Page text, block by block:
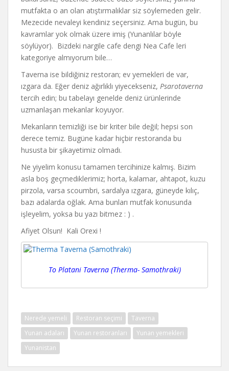
mutfakta o an olan atıştırmalıklar siz söylemeden gelir.
Mezecide nevaleyi kendiniz seçersiniz. Ama bugün, bu
kavramlar yok olmak üzere imiş (Yunanlılar böyle
söylüyor). Bizdeki nargile cafe dengi Nea Cafe leri
kategoriye almıyorum bile…
Taverna ise bildiğiniz restoran; ev yemekleri de var,
ızgara da. Eğer deniz ağırlıklı yiyecekseniz, Psarotaverna
tercih edin; bu tabelayı genelde deniz ürünlerinde
uzmanlaşan mekanlar koyuyor.
Mekanların temizliği ise bir kriter bile değil; hepsi son
derece temiz. Bugüne kadar hiçbir restoranda bu
hususta bir şikayetimiz olmadı.
Ne yiyelim konusu tamamen tercihinize kalmış. Bizim
asla boş geçmediklerimiz; horta, kalamar, ahtapot, kuzu
pirzola, varsa scoumbri, sardalya ızgara, güneyde kılıç,
bazı adalarda oğlak. Ama bunları mutfak konusunda
işleyelim, yoksa bu yazı bitmez : ) .
Afiyet Olsun! Kali Orexi !
To Platani Taverna (Therma- Samothraki)
Nerede yemeli Restoran seçimi
Taverna
Yunan adaları
Yunan restoranları
Yunan yemekleri
Yunanistan